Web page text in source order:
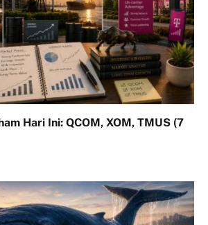
Hari Ini: QCOM, XOM, TMUS (7